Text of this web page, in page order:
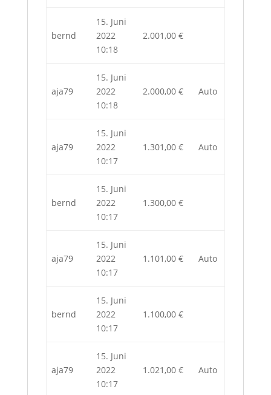
bernd
15. Juni
2022
10:18
2.001,00 €
aja79
15. Juni
2022
10:18
2.000,00 € Auto
aja79
15. Juni
2022
10:17
1.301,00 € Auto
bernd
15. Juni
2022
10:17
1.300,00 €
aja79
15. Juni
2022
10:17
1.101,00 € Auto
bernd
15. Juni
2022
10:17
1.100,00 €
aja79
15. Juni
2022
10:17
1.021,00 € Auto